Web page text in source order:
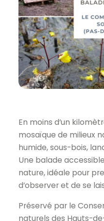
En moins d’un
mosaïque de milieux
humide, sous-bois,
Une balade
nature, idéale pour
d’observer et de se
Préservé par le
naturels des Hauts-